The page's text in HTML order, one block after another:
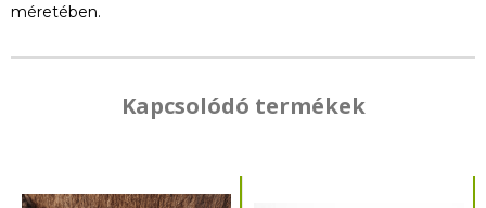
méretében.
Kapcsolódó termékek